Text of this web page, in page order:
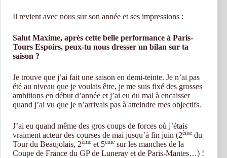
Il revient avec nous sur son année et ses impressions :
Salut Maxime, après cette belle performance à Paris-
Tours Espoirs, peux-tu nous dresser un bilan sur ta
saison ?
Je trouve que j’ai fait une saison en demi-teinte. Je n’ai pas
été au niveau que je voulais être, je me suis fixé des grosses
ambitions en début d’année et j’ai eu du mal à encaisser
quand j’ai vu que je n’arrivais pas à atteindre mes objectifs.
J’ai eu quand même des gros coups de forces où j’étais
vraiment acteur des courses de mai jusqu’à fin juin (2ème du
Tour du Beaujolais, 2ème et 5ème sur les manches de la
Coupe de France du GP de Luneray et de Paris-Mantes…) !